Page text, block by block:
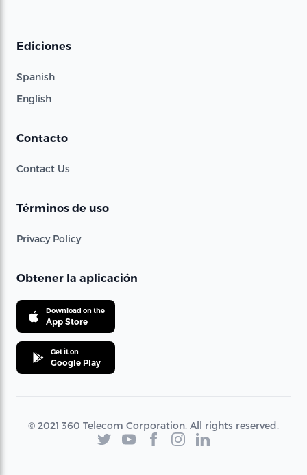
Ediciones
Spanish
English
Contacto
Contact Us
Términos de uso
Privacy Policy
Obtener la aplicación
Download on the
App Store
Get it on
Google Play
© 2021 360 Telecom Corporation. All rights reserved.